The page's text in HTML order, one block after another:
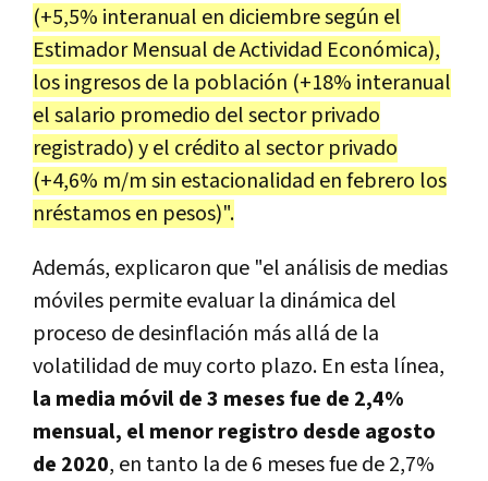
(+5,5% interanual en diciembre según el
Estimador Mensual de Actividad Económica),
los ingresos de la población (+18% interanual
el salario promedio del sector privado
registrado) y el crédito al sector privado
(+4,6% m/m sin estacionalidad en febrero los
nréstamos en pesos)".
Además, explicaron que "el análisis de medias
móviles permite evaluar la dinámica del
proceso de desinflación más allá de la
volatilidad de muy corto plazo. En esta línea,
la media móvil de 3 meses fue de 2,4%
mensual, el menor registro desde agosto
de 2020, en tanto la de 6 meses fue de 2,7%